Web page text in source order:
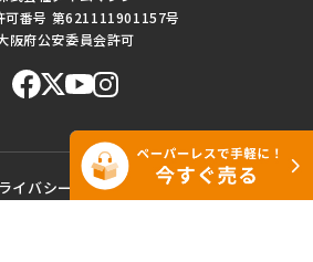
可番号 第621111901157号
阪府公安委員会許可
イバシーポリシー
ご利用規約